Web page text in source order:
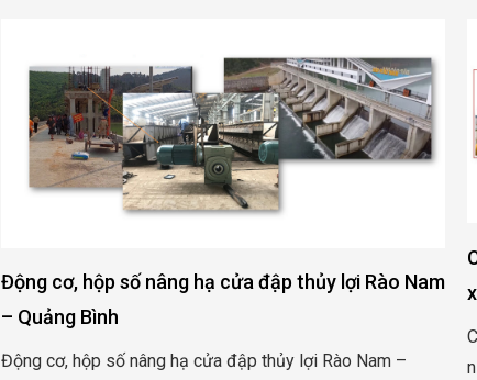
Động cơ, hộp số nâng hạ cửa đập thủy lợi Rào Nam
– Quảng Bình
Động cơ, hộp số nâng hạ cửa đập thủy lợi Rào Nam –